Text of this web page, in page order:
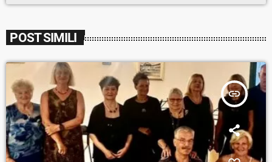
POST SIMILI
insert_link